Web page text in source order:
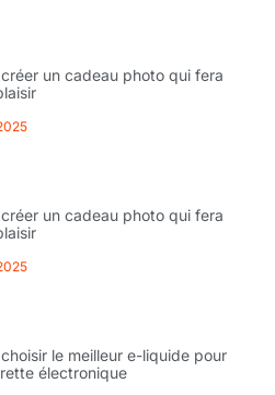
un cadeau photo qui fera
un cadeau photo qui fera
le meilleur e-liquide pour
électronique